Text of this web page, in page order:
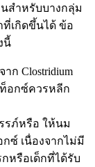
สำหรับบางกลุ่ม
เกิดขึ้นได้ ข้อ
นี้
ก Clostridium
ท็อกซ์ควรหลีก
รภ์หรือ ให้นม
ซ์ เนื่องจากไม่มี
หรือเด็กที่ได้รับ